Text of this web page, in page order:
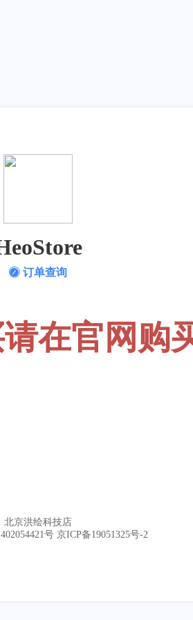
订单查询
在官网购
北京洪绘科技店
号 京ICP备19051325号-2